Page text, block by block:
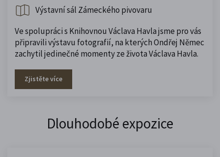
Výstavní sál Zámeckého pivovaru
Ve spolupráci s Knihovnou Václava Havla jsme pro vás
připravili výstavu fotografií, na kterých Ondřej Němec
zachytil jedinečné momenty ze života Václava Havla.
Zjistěte více
Dlouhodobé expozice